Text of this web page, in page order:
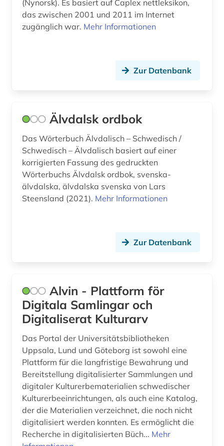
finnisch (16)
fjordane (1)
flektion (1)
flensburg (1)
flugbild (1)
flugblatt (1)
forstwirtschaft (1)
fotografie (3)
franckesche stiftungen (1)
frankreich (1)
französisch (4)
frau (4)
frauenbewegung (2)
frauenforschung (2)
(Nynorsk). Es basiert auf Caplex nettleksikon,
das zwischen 2001 und 2011 im Internet
zugänglich war. Mehr Informationen
Zur Datenbank
Älvdalsk ordbok
Das Wörterbuch Älvdalisch – Schwedisch /
Schwedisch – Älvdalisch basiert auf einer
korrigierten Fassung des gedruckten
Wörterbuchs Älvdalsk ordbok, svenska-
älvdalska, älvdalska svenska von Lars
Steensland (2021). Mehr Informationen
Zur Datenbank
Alvin - Plattform för
Digitala Samlingar och
Digitaliserat Kulturarv
Das Portal der Universitätsbibliotheken
Uppsala, Lund und Göteborg ist sowohl eine
Plattform für die langfristige Bewahrung und
Bereitstellung digitalisierter Sammlungen und
digitaler Kulturerbematerialien schwedischer
Kulturerbeeinrichtungen, als auch eine Katalog,
der die Materialien verzeichnet, die noch nicht
digitalisiert werden konnten. Es ermöglicht die
Recherche in digitalisierten Büch... Mehr